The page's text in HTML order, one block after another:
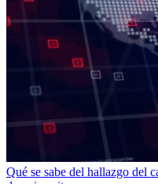
Qué se sabe del hallazgo del